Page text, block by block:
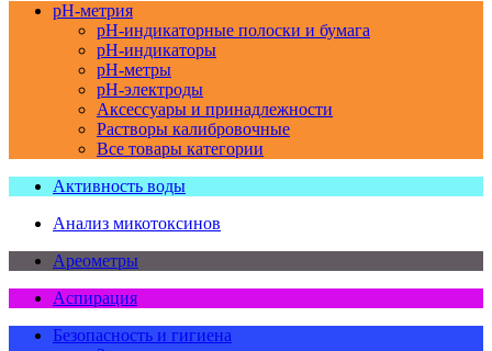
pH-метрия
pH-индикаторные полоски и бумага
pH-индикаторы
pH-метры
pH-электроды
Аксессуары и принадлежности
Растворы калибровочные
Все товары категории
Активность воды
Анализ микотоксинов
Ареометры
Аспирация
Безопасность и гигиена